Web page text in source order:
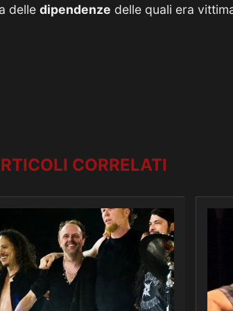
delle dipendenze delle quali era
CORRELATI